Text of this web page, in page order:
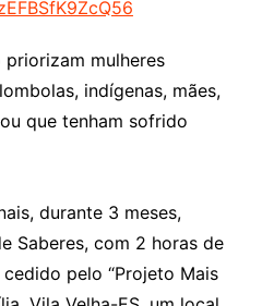
mulheres
indígenas, mães,
que tenham sofrido
durante 3 meses,
Saberes, com 2 horas de
cedido pelo “Projeto Mais